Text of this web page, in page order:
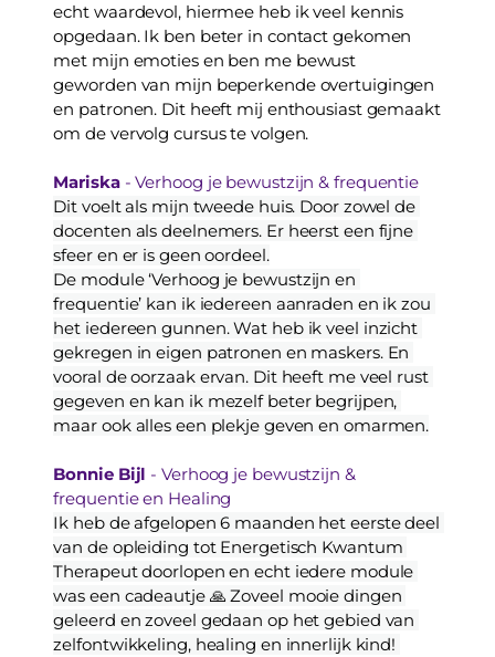
echt waardevol, hiermee heb ik veel kennis
opgedaan. Ik ben beter in contact gekomen
met mijn emoties en ben me bewust
geworden van mijn beperkende overtuigingen
en patronen. Dit heeft mij enthousiast gemaakt
om de vervolg cursus te volgen.
Mariska - Verhoog je bewustzijn & frequentie
Dit voelt als mijn tweede huis. Door zowel de
docenten als deelnemers. Er heerst een fijne
sfeer en er is geen oordeel.
De module ‘Verhoog je bewustzijn en
frequentie’ kan ik iedereen aanraden en ik zou
het iedereen gunnen. Wat heb ik veel inzicht
gekregen in eigen patronen en maskers. En
vooral de oorzaak ervan. Dit heeft me veel rust
gegeven en kan ik mezelf beter begrijpen,
maar ook alles een plekje geven en omarmen.
Bonnie Bijl - Verhoog je bewustzijn &
frequentie en Healing
Ik heb de afgelopen 6 maanden het eerste deel
van de opleiding tot Energetisch Kwantum
Therapeut doorlopen en echt iedere module
was een cadeautje 🙏 Zoveel mooie dingen
geleerd en zoveel gedaan op het gebied van
zelfontwikkeling, healing en innerlijk kind!